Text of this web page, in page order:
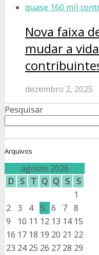
Nova faixa
mudar a
dezembro 2, 2025
Pesquisar
Arquivos
agosto 2026
D S T Q Q S
S
1
2
3 4 5 6 7 8
9
10 11 12 13 14 15
16 17 18 19 20 21 22
23 24 25 26 27 28 29